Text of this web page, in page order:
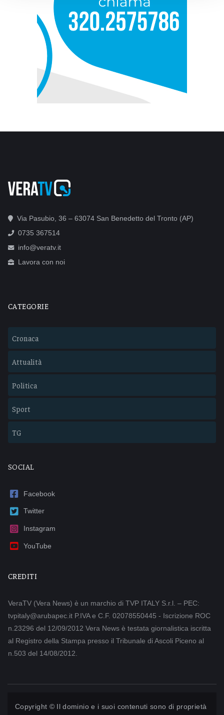
Via Pasubio, 36 – 63074 San Benedetto del Tronto (AP)
0735 367514
info@veratv.it
Lavora con noi
CATEGORIE
Cronaca
Attualità
Politica
Sport
TG
SOCIAL
Facebook
Twitter
Instagram
YouTube
CREDITI
VeraTV (Vera News) è un marchio di TVP ITALY S.r.l. – PEC:
tvpitaly@arubapec.it P.IVA e C.F. 02078550445 - Iscrizione ROC
n.23296 del 12/09/2012 Vera News è testata giornalistica iscritta
al Registro della Stampa presso il Tribunale di Ascoli Piceno al
n.503 del 14/08/2012.
Copyright © Il dominio e i suoi contenuti sono di proprietà